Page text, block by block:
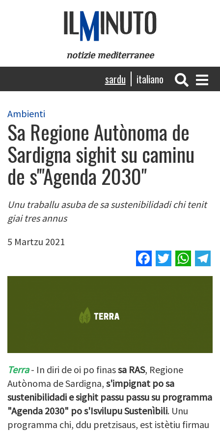
notizie mediterranee
Navigazione
principale
sardu italiano
Ambienti
Sa Regione Autònoma de
Sardigna sighit su caminu
de s'"Agenda 2030"
Unu traballu asuba de sa sustenibilidadi chi tenit
giai tres annus
5 Martzu 2021
Facebook
Twitter
Terra - In diri de oi po finassa RAS, Regione
Autònoma de Sardigna, s'impignat po sa
sustenibilidadi e sighit passu passu su programma
"Agenda 2030" po s'Isvilupu Sustenìbili. Unu
programma chi, ddu pretzisaus, est istètiu firmau